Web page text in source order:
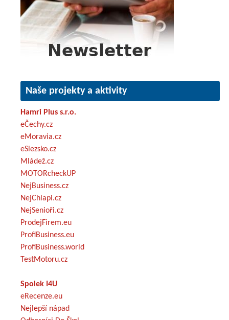
Naše projekty a aktivity
Hamri Plus s.r.o.
eČechy.cz
eMoravia.cz
eSlezsko.cz
Mládež.cz
MOTORcheckUP
NejBusiness.cz
NejChlapi.cz
NejSenioři.cz
ProdejFirem.eu
ProfiBusiness.eu
ProfiBusiness.world
TestMotoru.cz
Spolek I4U
eRecenze.eu
Nejlepší nápad